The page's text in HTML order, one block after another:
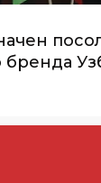
бренда